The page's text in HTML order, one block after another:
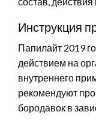
Инструкция
Папилайт 2019
действием на
внутреннего
рекомендуют
бородавок в